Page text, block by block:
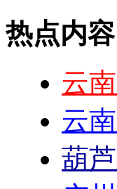
热点内容
云
云
葫